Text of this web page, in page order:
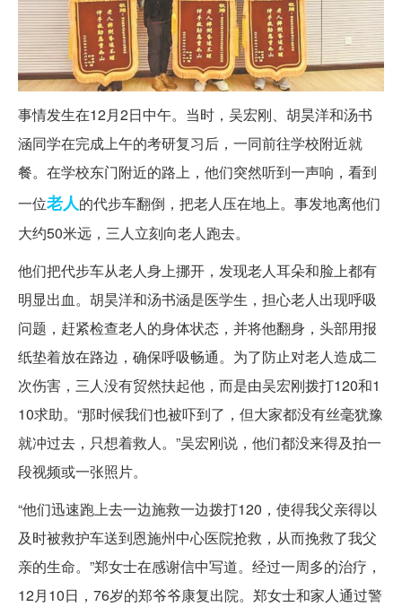
事情发生在12月2日中午。当时，吴宏刚、胡昊洋和汤书
涵同学在完成上午的考研复习后，一同前往学校附近就
餐。在学校东门附近的路上，他们突然听到一声响，看到
一位老人的代步车翻倒，把老人压在地上。事发地离他们
大约50米远，三人立刻向老人跑去。
他们把代步车从老人身上挪开，发现老人耳朵和脸上都有
明显出血。胡昊洋和汤书涵是医学生，担心老人出现呼吸
问题，赶紧检查老人的身体状态，并将他翻身，头部用报
纸垫着放在路边，确保呼吸畅通。为了防止对老人造成二
次伤害，三人没有贸然扶起他，而是由吴宏刚拨打120和1
10求助。“那时候我们也被吓到了，但大家都没有丝毫犹豫
就冲过去，只想着救人。”吴宏刚说，他们都没来得及拍一
段视频或一张照片。
“他们迅速跑上去一边施救一边拨打120，使得我父亲得以
及时被救护车送到恩施州中心医院抢救，从而挽救了我父
亲的生命。”郑女士在感谢信中写道。经过一周多的治疗，
12月10日，76岁的郑爷爷康复出院。郑女士和家人通过警